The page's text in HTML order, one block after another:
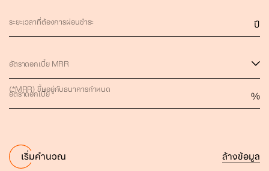
ระยะเวลาที่ต้องการผ่อนชำระ ปี
อัตราดอกเบี้ย MRR
(*MRR) ขึ้นอยู่กับธนาคารกำหนด
อัตราดอกเบี้ย %
เริ่มคำนวณ ล้างข้อมูล